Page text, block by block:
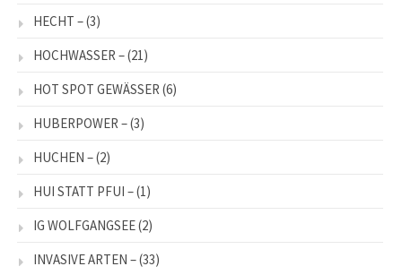
HECHT –(3)
HOCHWASSER –(21)
HOT SPOT GEWÄSSER (6)
HUBERPOWER –(3)
HUCHEN –(2)
HUI STATT PFUI –(1)
IG WOLFGANGSEE(2)
INVASIVE ARTEN –(33)